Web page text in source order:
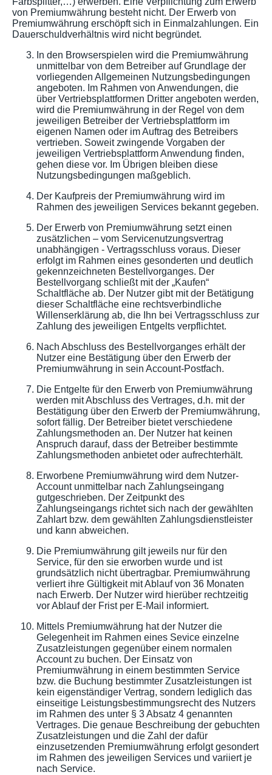
von Premiumwährung besteht nicht. Der Erwerb von
Premiumwährung erschöpft sich in Einmalzahlungen. Ein
Dauerschuldverhältnis wird nicht begründet.
In den Browserspielen wird die Premiumwährung
unmittelbar von dem Betreiber auf Grundlage der
vorliegenden Allgemeinen Nutzungsbedingungen
angeboten. Im Rahmen von Anwendungen, die
über Vertriebsplattformen Dritter angeboten werden,
wird die Premiumwährung in der Regel von dem
jeweiligen Betreiber der Vertriebsplattform im
eigenen Namen oder im Auftrag des Betreibers
vertrieben. Soweit zwingende Vorgaben der
jeweiligen Vertriebsplattform Anwendung finden,
gehen diese vor. Im Übrigen bleiben diese
Nutzungsbedingungen maßgeblich.
Der Kaufpreis der Premiumwährung wird im
Rahmen des jeweiligen Services bekannt gegeben.
Der Erwerb von Premiumwährung setzt einen
zusätzlichen – vom Servicenutzungsvertrag
unabhängigen - Vertragsschluss voraus. Dieser
erfolgt im Rahmen eines gesonderten und deutlich
gekennzeichneten Bestellvorganges. Der
Bestellvorgang schließt mit der „Kaufen“
Schaltfläche ab. Der Nutzer gibt mit der Betätigung
dieser Schaltfläche eine rechtsverbindliche
Willenserklärung ab, die Ihn bei Vertragsschluss zur
Zahlung des jeweiligen Entgelts verpflichtet.
Nach Abschluss des Bestellvorganges erhält der
Nutzer eine Bestätigung über den Erwerb der
Premiumwährung in sein Account-Postfach.
Die Entgelte für den Erwerb von Premiumwährung
werden mit Abschluss des Vertrages, d.h. mit der
Bestätigung über den Erwerb der Premiumwährung,
sofort fällig. Der Betreiber bietet verschiedene
Zahlungsmethoden an. Der Nutzer hat keinen
Anspruch darauf, dass der Betreiber bestimmte
Zahlungsmethoden anbietet oder aufrechterhält.
Erworbene Premiumwährung wird dem Nutzer-
Account unmittelbar nach Zahlungseingang
gutgeschrieben. Der Zeitpunkt des
Zahlungseingangs richtet sich nach der gewählten
Zahlart bzw. dem gewählten Zahlungsdienstleister
und kann abweichen.
Die Premiumwährung gilt jeweils nur für den
Service, für den sie erworben wurde und ist
grundsätzlich nicht übertragbar. Premiumwährung
verliert ihre Gültigkeit mit Ablauf von 36 Monaten
nach Erwerb. Der Nutzer wird hierüber rechtzeitig
vor Ablauf der Frist per E-Mail informiert.
Mittels Premiumwährung hat der Nutzer die
Gelegenheit im Rahmen eines Sevice einzelne
Zusatzleistungen gegenüber einem normalen
Account zu buchen. Der Einsatz von
Premiumwährung in einem bestimmten Service
bzw. die Buchung bestimmter Zusatzleistungen ist
kein eigenständiger Vertrag, sondern lediglich das
einseitige Leistungsbestimmungsrecht des Nutzers
im Rahmen des unter § 3 Absatz 4 genannten
Vertrages. Die genaue Beschreibung der gebuchten
Zusatzleistungen und die Zahl der dafür
einzusetzenden Premiumwährung erfolgt gesondert
im Rahmen des jeweiligen Services und variiert je
nach Service.